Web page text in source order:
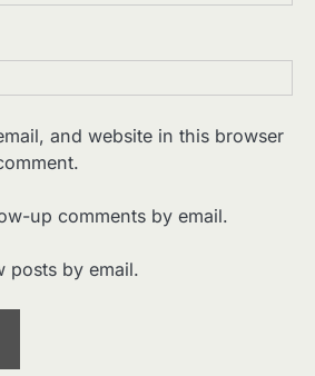
and website in this browser
up comments by email.
posts by email.
Jain
Last Command (1928) Review
Jain